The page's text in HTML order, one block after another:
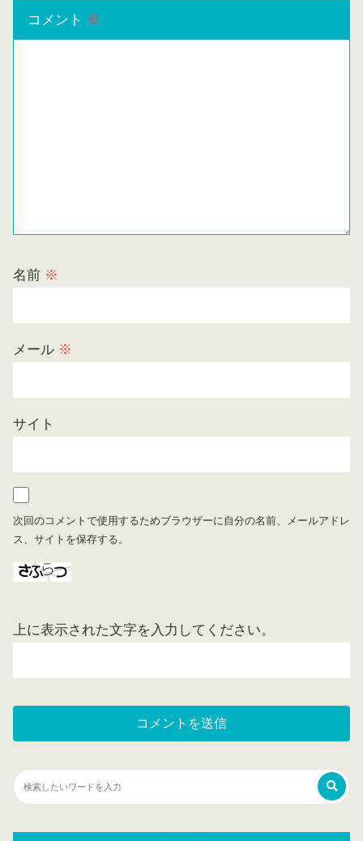
コメント ※
名前 ※
メール ※
サイト
次回のコメントで使用するためブラウザーに自分の名前、メールアドレ
ス、サイトを保存する。
上に表示された文字を入力してください。